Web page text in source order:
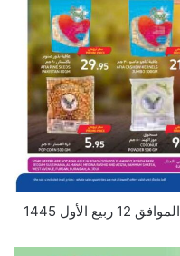
عروض كارفور الأسبوعية 27/9/2023 الموافق 12 ربيع الأول 1445